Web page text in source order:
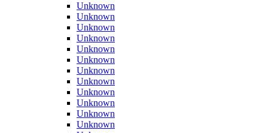
Unknown
Unknown
Unknown
Unknown
Unknown
Unknown
Unknown
Unknown
Unknown
Unknown
Unknown
Unknown